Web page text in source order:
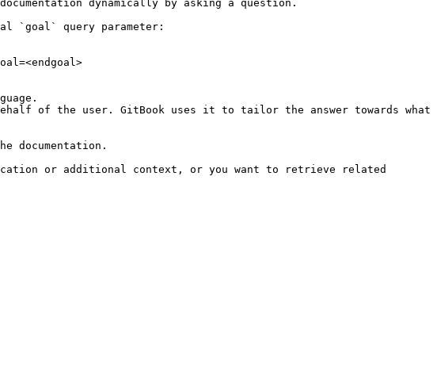
dynamically by asking a question.
`goal` query parameter:
of the user. GitBook uses it to tailor the answer towards what
documentation.
or additional context, or you want to retrieve related